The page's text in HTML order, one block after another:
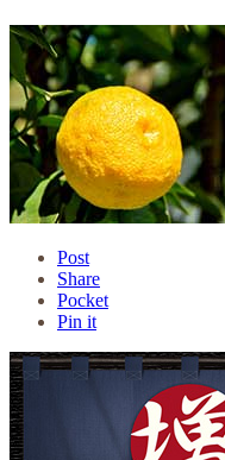
Post
Share
Pocket
Pin it